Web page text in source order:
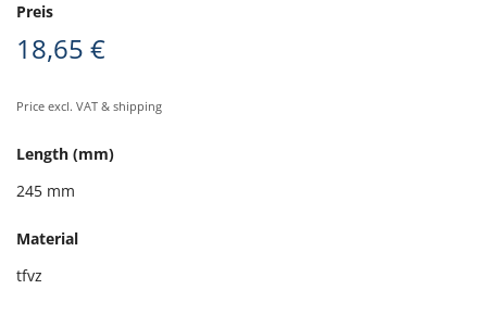
Preis
18,65 €
Price excl. VAT & shipping
Length (mm)
245 mm
Material
tfvz